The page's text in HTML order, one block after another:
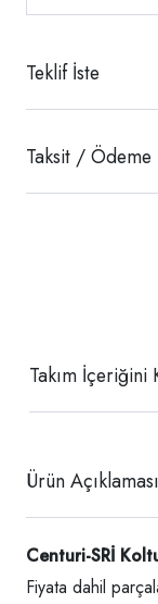
Teklif İste
Taksit / Ödeme
Takım İçeriğini
Ürün Açıklaması
Centuri-SRİ
Fiyata dahil